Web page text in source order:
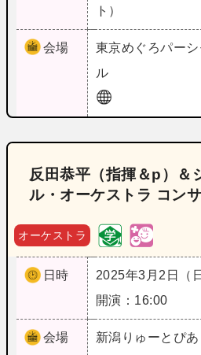
ト）
会場 東京めぐろパー
ル
反田恭平（指揮＆p）＆
ル・オーケストラ コン
オーケストラ
日時
2025年3月2日（
開演：16:00
会場 新潟 りゅーとぴ